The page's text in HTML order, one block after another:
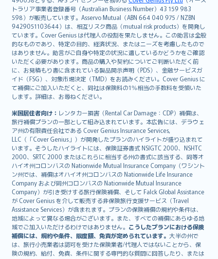
トラリア事業者登録番号（Australian Business Number）43 159 983
598）が販売しています。Asservo Mutual（ABN 664 040 975 / NZBN
9429051103644）は、相互リスク商品（mutual risk products）を開発し
ています。Cover Genius は代理人の役割を果たしません。この助言は全般
的なものであり、特定の目的、経済状況、またはニーズを考慮したもので
はありません。助言がご自身や特定の状況に適しているかどうかをご確認
いただく必要があります。商品の購入や契約についてご判断いただく前
に、お見積もり書に含まれている製品開示声明（PDS）、金融サービスガ
イド（FSG）、対象市場決定（TMD）をお読みください。Cover Genius に
て補償にご加入いただくと、同社は保険料の1％相当の手数料を受領いた
します。詳細は、お尋ねください。
米国居住者向け： レンタカー損害（Rental Car Damage：CDP）補償は、
旅行補償プランの一部として組み込まれています。本広告には、デラウェ
ア州の有限責任会社である Cover Genius Insurance Services,
LLC（「Cover Genius」）が開発したプランのハイライトが盛り込まれて
います。そうしたハイライトには、保険証券書式 NSIGTC 2000、NSHTC
2000、SRTC 2000 またはこれらに相当する州の書式に該当する、同等オ
ハイオ州コロンバスの Nationwide Mutual Insurance Company（ワシント
ン州では、補償はオハイオ州コロンバスの Nationwide Life Insurance
Company および同州コロンバスの Nationwide Mutual Insurance
Company）が引き受けする旅行保険補償、そして Falck Global Assistance
が Cover Genius を介して販売する非保険旅行支援サービス（Travel
Assistance Services）が含まれます。プランの保険補償の規約や条件は、
地域によって異なる場合がございます。また、すべての補償にあらゆる地
域でご加入いただけるわけではありません。 こうしたプランにおける保険
補償には、規約や条件、限度額、免責が定められています。 大半の州で
は、旅行小売業者は認可を受けた保険業者/代理人ではないことから、保
険の規約、給付、免責、条件に関する専門的な質問に回答したり、または
한국어
dansk
norsk
suomi
العربيّة
Türkçe
česky
Русский
български
català
Hrvatski
eesti
Ελληνικά
Magyar
Íslenska
Bahasa Indonesia
latviešu
Lietuviškai
Bahasa Melayu
Română